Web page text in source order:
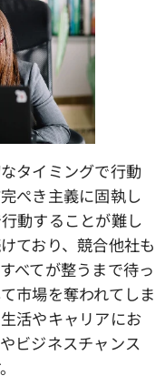
タイミングで行動
ぺき主義に固執し
動することが難し
ており、競合他社も
べてが整うまで待っ
市場を奪われてしま
活やキャリアにお
ビジネスチャンス